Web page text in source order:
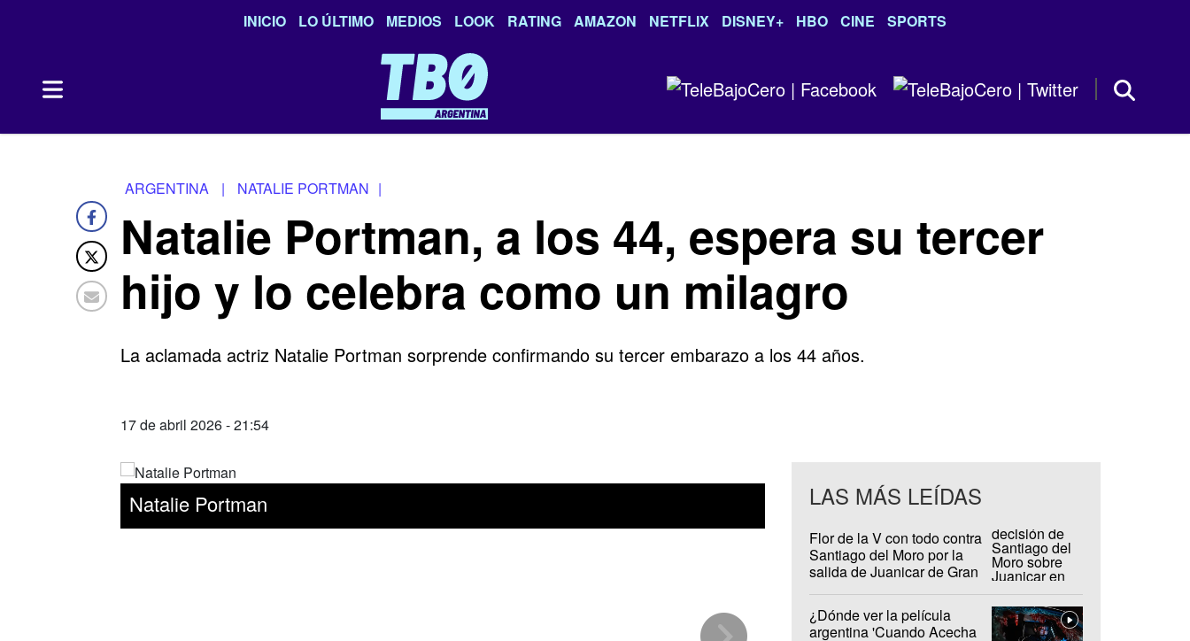
INICIO LO ÚLTIMO MEDIOS LOOK RATING AMAZON NETFLIX DISNEY+ HBO CINE SPORTS
ARGENTINA | NATALIE PORTMAN |
Natalie Portman, a los 44, espera su tercer
hijo y lo celebra como un milagro
La aclamada actriz Natalie Portman sorprende confirmando su tercer embarazo a los 44 años.
17 de abril 2026 - 21:54
Natalie Portman LAS MÁS LEÍDAS
Flor de la V con todo contra
Santiago del Moro por la
salida de Juanicar de Gran
¿Dónde ver la película
argentina 'Cuando Acecha